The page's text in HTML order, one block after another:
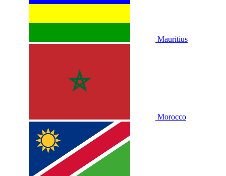
Mauritius
Morocco